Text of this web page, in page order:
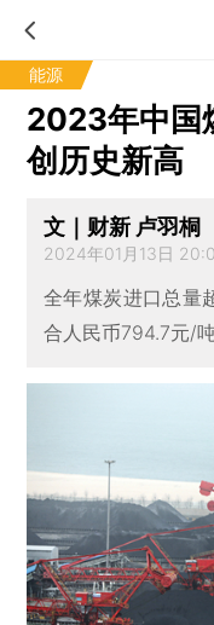
能源
2023年中国
创历史新高
文｜财新 卢羽桐
2024年01月13日
全年煤炭进口总量
合人民币794.7元/